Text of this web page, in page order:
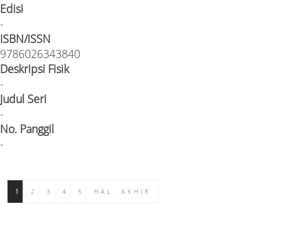
Edisi
-
ISBN/ISSN
9786026343840
Deskripsi Fisik
-
Judul Seri
-
No. Panggil
-
1 2 3 4 5 HAL. AKHIR